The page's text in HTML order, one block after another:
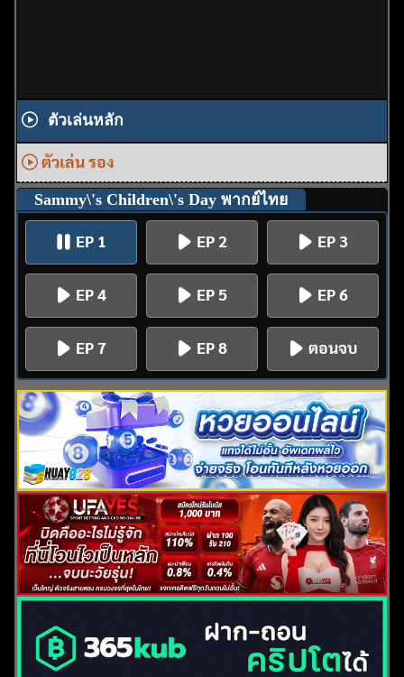
ตัวเล่นหลัก
ตัวเล่น รอง
Sammy\'s Children\'s Day พากย์ไทย
EP 1 EP 2 EP 3
EP 4 EP 5 EP 6
EP 7 EP 8 ตอนจบ